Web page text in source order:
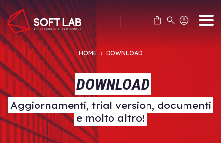
Skip
to
content
HOME › DOWNLOAD
DOWNLOAD
Aggiornamenti, trial version, documenti
e molto altro!